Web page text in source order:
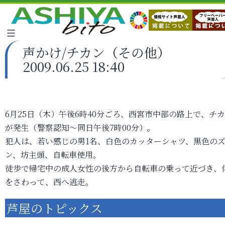
声かけ/チカン（その他）
2009.06.25 18:40
6月25日（木）午後6時40分ごろ、西宮市中部の路上で、チ
が発生（警察認知～同日午後7時00分）。
犯人は、若い感じの男1名、白色のカッターシャツ、黒色の
ン、坊主頭、自転車使用。
徒歩で帰宅中の成人女性の後方から自転車の乗って近づき、
をさわって、西へ逃走。
芦屋のトピックス